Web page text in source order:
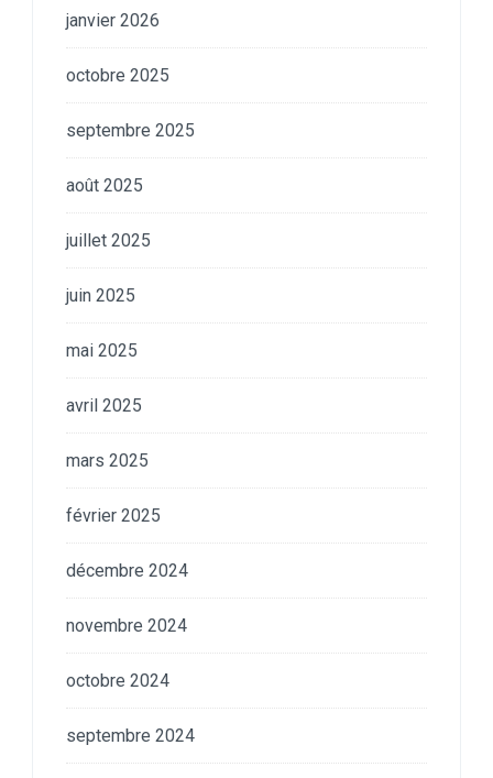
janvier 2026
octobre 2025
septembre 2025
août 2025
juillet 2025
juin 2025
mai 2025
avril 2025
mars 2025
février 2025
décembre 2024
novembre 2024
octobre 2024
septembre 2024